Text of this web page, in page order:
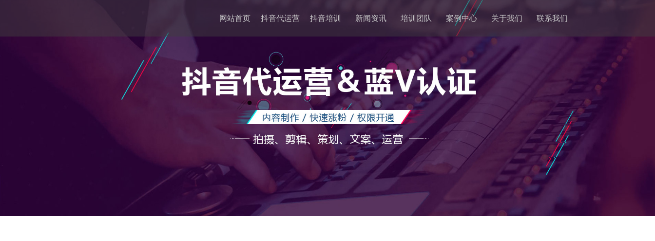
网站首页 抖音代运营 抖音培训 新闻资讯 培训团队 案例中心 关于我们 联系我们